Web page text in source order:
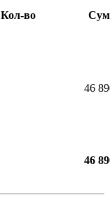
Кол-во
46
46